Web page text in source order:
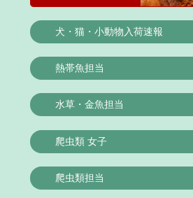
犬・猫・小動物入荷速報
熱帯魚担当
水草・金魚担当
爬虫類 女子
爬虫類担当